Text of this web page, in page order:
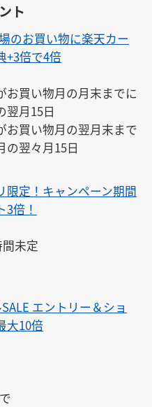
ト
のお買い物に楽天カー
+3倍で4倍
お買い物月の月末までに
翌月15日
お買い物月の翌月末まで
の翌々月15日
限定！キャンペーン期間
倍！
未定
エントリー＆ショ
大10倍